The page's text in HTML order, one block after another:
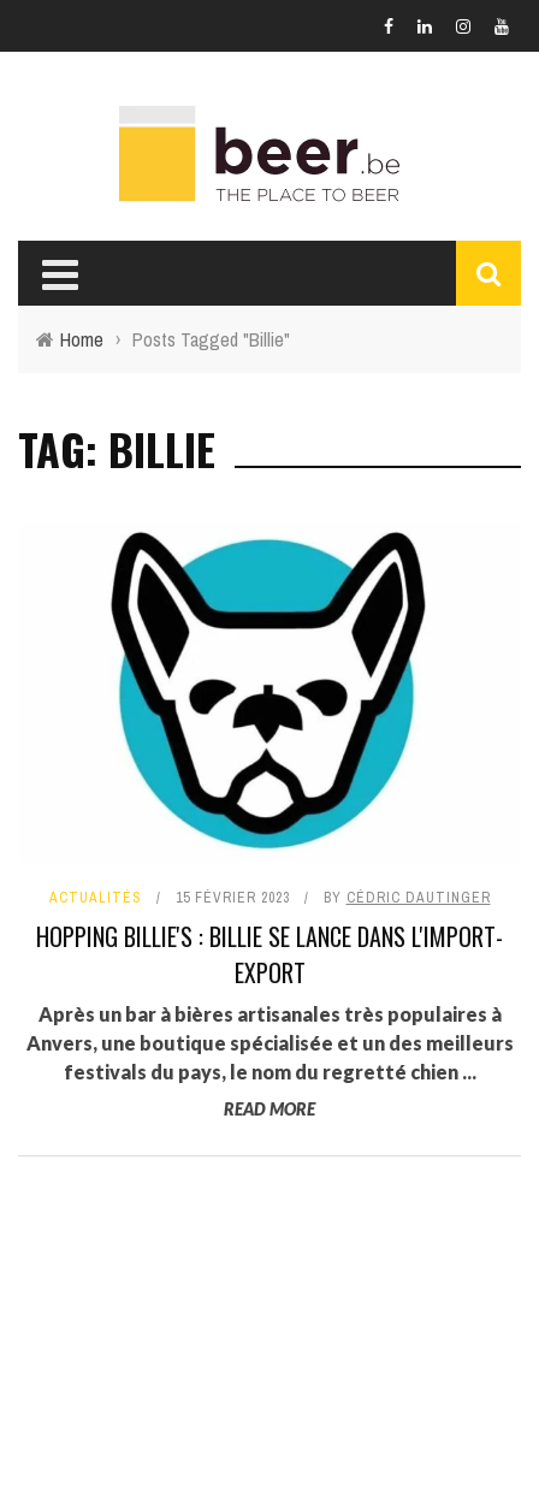
Home › Posts Tagged "Billie"
TAG: BILLIE
ACTUALITÉS 15 FÉVRIER 2023 BY CÉDRIC DAUTINGER
HOPPING BILLIE'S : BILLIE SE LANCE DANS L'IMPORT-
EXPORT
Après un bar à bières artisanales très populaires à
Anvers, une boutique spécialisée et un des meilleurs
festivals du pays, le nom du regretté chien ...
READ MORE